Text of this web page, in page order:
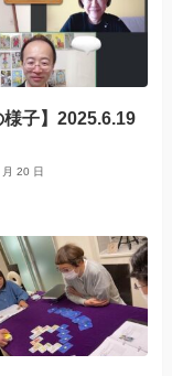
様子】2025.6.19
20 日